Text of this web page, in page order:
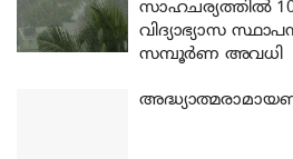
സാഹചര്യത്തിൽ 10
വിദ്യാഭ്യാസ
സമ്പൂർണ അവധി
അദ്ധ്യാത്മരാമായണം